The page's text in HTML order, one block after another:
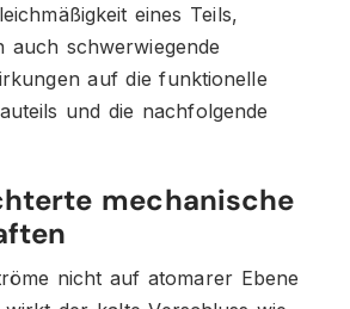
eines Teils,
auch schwerwiegende
auf die funktionelle
und die nachfolgende
mechanische
nicht auf atomarer Ebene